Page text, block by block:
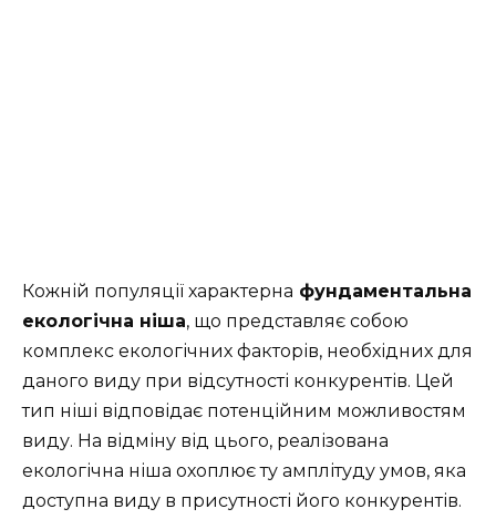
Кожній популяції характерна фундаментальна
екологічна ніша, що представляє собою
комплекс екологічних факторів, необхідних для
даного виду при відсутності конкурентів. Цей
тип ніші відповідає потенційним можливостям
виду. На відміну від цього, реалізована
екологічна ніша охоплює ту амплітуду умов, яка
доступна виду в присутності його конкурентів.